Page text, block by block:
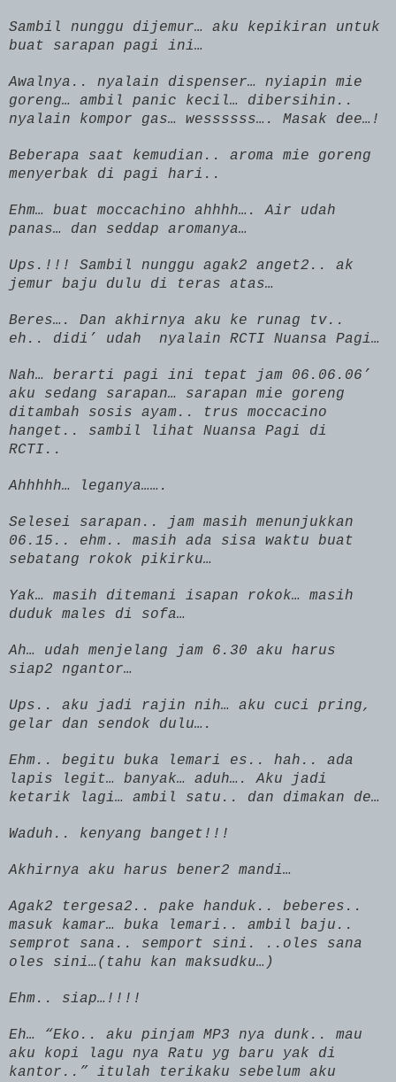
Sambil nunggu dijemur… aku kepikiran untuk
buat sarapan pagi ini…
Awalnya.. nyalain dispenser… nyiapin mie
goreng… ambil panic kecil… dibersihin..
nyalain kompor gas… wessssss…. Masak dee…!
Beberapa saat kemudian.. aroma mie goreng
menyerbak di pagi hari..
Ehm… buat moccachino ahhhh…. Air udah
panas… dan seddap aromanya…
Ups.!!! Sambil nunggu agak2 anget2.. ak
jemur baju dulu di teras atas…
Beres…. Dan akhirnya aku ke runag tv..
eh.. didi’ udah
nyalain RCTI Nuansa Pagi…
Nah… berarti pagi ini tepat jam 06.06.06’
aku sedang sarapan… sarapan mie goreng
ditambah sosis ayam.. trus moccacino
hanget.. sambil lihat Nuansa Pagi di
RCTI..
Ahhhhh… leganya…….
Selesei sarapan.. jam masih menunjukkan
06.15.. ehm.. masih ada sisa waktu buat
sebatang rokok pikirku…
Yak… masih ditemani isapan rokok… masih
duduk males di sofa…
Ah… udah menjelang jam 6.30 aku harus
siap2 ngantor…
Ups.. aku jadi rajin nih… aku cuci pring,
gelar dan sendok dulu….
Ehm.. begitu buka lemari es.. hah.. ada
lapis legit… banyak… aduh…. Aku jadi
ketarik lagi… ambil satu.. dan dimakan de…
Waduh.. kenyang banget!!!
Akhirnya aku harus bener2 mandi…
Agak2 tergesa2.. pake handuk.. beberes..
masuk kamar… buka lemari.. ambil baju..
semprot sana .. semport sini. ..oles sana
oles sini…(tahu kan maksudku…)
Ehm.. siap…!!!!
Eh… “Eko.. aku pinjam MP3 nya dunk.. mau
aku kopi lagu nya Ratu yg baru yak di
kantor..” itulah terikaku sebelum aku